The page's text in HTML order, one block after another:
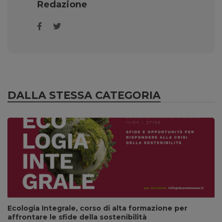
Redazione
DALLA STESSA CATEGORIA
Ecologia Integrale, corso di alta formazione per
affrontare le sfide della sostenibilità